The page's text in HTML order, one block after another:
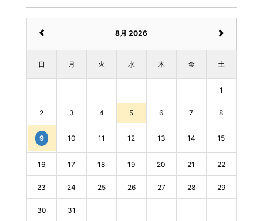
8月 2026
日 月 火 水 木 金 土
1
2 3 4 5 6 7 8
9 10 11 12 13 14 15
16 17 18 19 20 21 22
23 24 25 26 27 28 29
30 31